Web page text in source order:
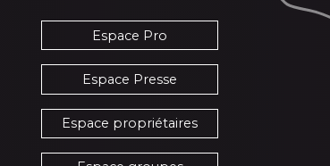
Espace Pro
Espace Presse
Espace propriétaires